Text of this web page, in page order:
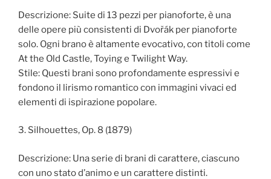
Descrizione: Suite di 13 pezzi per pianoforte, è una
delle opere più consistenti di Dvořák per pianoforte
solo. Ogni brano è altamente evocativo, con titoli come
At the Old Castle, Toying e Twilight Way.
Stile: Questi brani sono profondamente espressivi e
fondono il lirismo romantico con immagini vivaci ed
elementi di ispirazione popolare.
3. Silhouettes, Op. 8 (1879)
Descrizione: Una serie di brani di carattere, ciascuno
con uno stato d’animo e un carattere distinti.